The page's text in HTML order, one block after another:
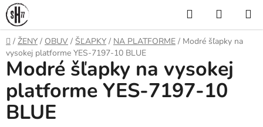
Prejsť
na
obsah
Hľadať
KOŠÍK
Domov
/ ŽENY / OBUV / ŠĽAPKY / NA PLATFORME / Modré šľapky na
vysokej platforme YES-7197-10 BLUE
Modré šľapky na vysokej
platforme YES-7197-10
BLUE